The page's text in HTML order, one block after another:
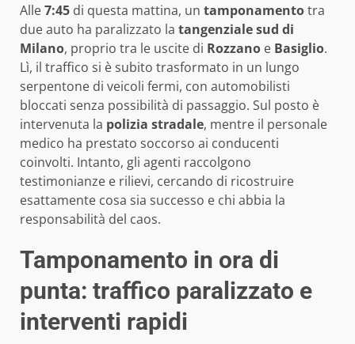
Alle7:45 di questa mattina, un tamponamentotra
due auto ha paralizzato la tangenziale sud di
Milano, proprio tra le uscite di Rozzano e Basiglio.
Lì, il traffico si è subito trasformato in un lungo
serpentone di veicoli fermi, con automobilisti
bloccati senza possibilità di passaggio. Sul posto è
intervenuta la polizia stradale, mentre il personale
medico ha prestato soccorso ai conducenti
coinvolti. Intanto, gli agenti raccolgono
testimonianze e rilievi, cercando di ricostruire
esattamente cosa sia successo e chi abbia la
responsabilità del caos.
Tamponamento in ora di
punta: traffico paralizzato e
interventi rapidi